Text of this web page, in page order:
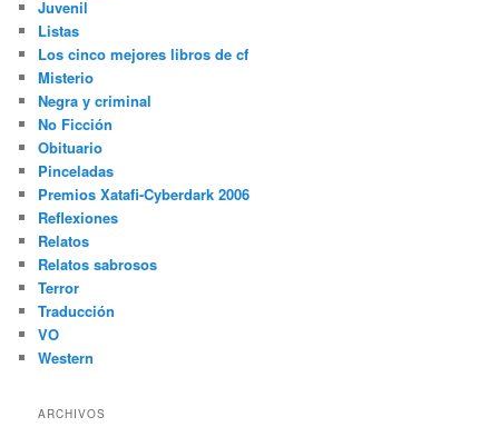
Juvenil
Listas
Los cinco mejores libros de cf
Misterio
Negra y criminal
No Ficción
Obituario
Pinceladas
Premios Xatafi-Cyberdark 2006
Reflexiones
Relatos
Relatos sabrosos
Terror
Traducción
VO
Western
ARCHIVOS